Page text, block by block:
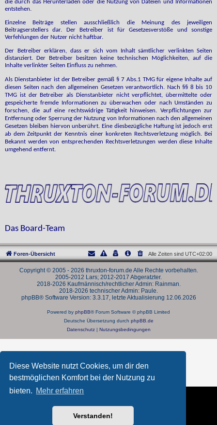
Diese Website nutzt Cookies, um dir den
bestmöglichen Komfort bei der Nutzung zu
bieten. Mehr erfahren
Verstanden!
die durch das Herunterladen oder die Nutzung von Dateien und Informationen
entstehen.
Einzelne Beiträge stellen ausschließlich die Meinung des jeweiligen
Beitragserstellers dar. Der Betreiber ist für Gesetzesverstöße und sonstige
Verfehlungen der Nutzer nicht haftbar.
Der Betreiber erklären, dass er sich vom Inhalt sämtlicher verlinkten Seiten
distanziert. Der Betreiber besitzen keine technischen Möglichkeiten, auf die
Inhalte verlinkter Seiten Einfluss zu nehmen.
Als Dienstanbieter ist der Betreiber gemäß § 7 Abs.1 TMG für eigene Inhalte auf
diesen Seiten nach den allgemeinen Gesetzen verantwortlich. Nach §§ 8 bis 10
TMG ist der Betreiber als Dienstanbieter nicht verpflichtet, übermittelte oder
gespeicherte fremde Informationen zu überwachen oder nach Umständen zu
forschen, die auf eine rechtswidrige Tätigkeit hinweisen. Verpflichtungen zur
Entfernung oder Sperrung der Nutzung von Informationen nach den allgemeinen
Gesetzen bleiben hiervon unberührt. Eine diesbezügliche Haftung ist jedoch erst
ab dem Zeitpunkt der Kenntnis einer konkreten Rechtsverletzung möglich. Bei
Bekannt werden von entsprechenden Rechtsverletzungen werden diese Inhalte
umgehend entfernt.
Das Board-Team
Foren-Übersicht Alle Zeiten sind UTC+02:00
Copyright © 2005 - 2026 thruxton-forum.de Alle Rechte vorbehalten.
2005-2012 Lars; 2012-2017 Abgeratzter.
2018-2026 Kaufmännisch/rechtlicher Admin: Rainman.
2018-2026 technischer Admin: Paule.
phpBB® Software Version: 3.3.17, letzte Aktualisierung 12.06.2026
Powered by phpBB® Forum Software © phpBB Limited
Deutsche Übersetzung durch phpBB.de
Datenschutz| Nutzungsbedingungen